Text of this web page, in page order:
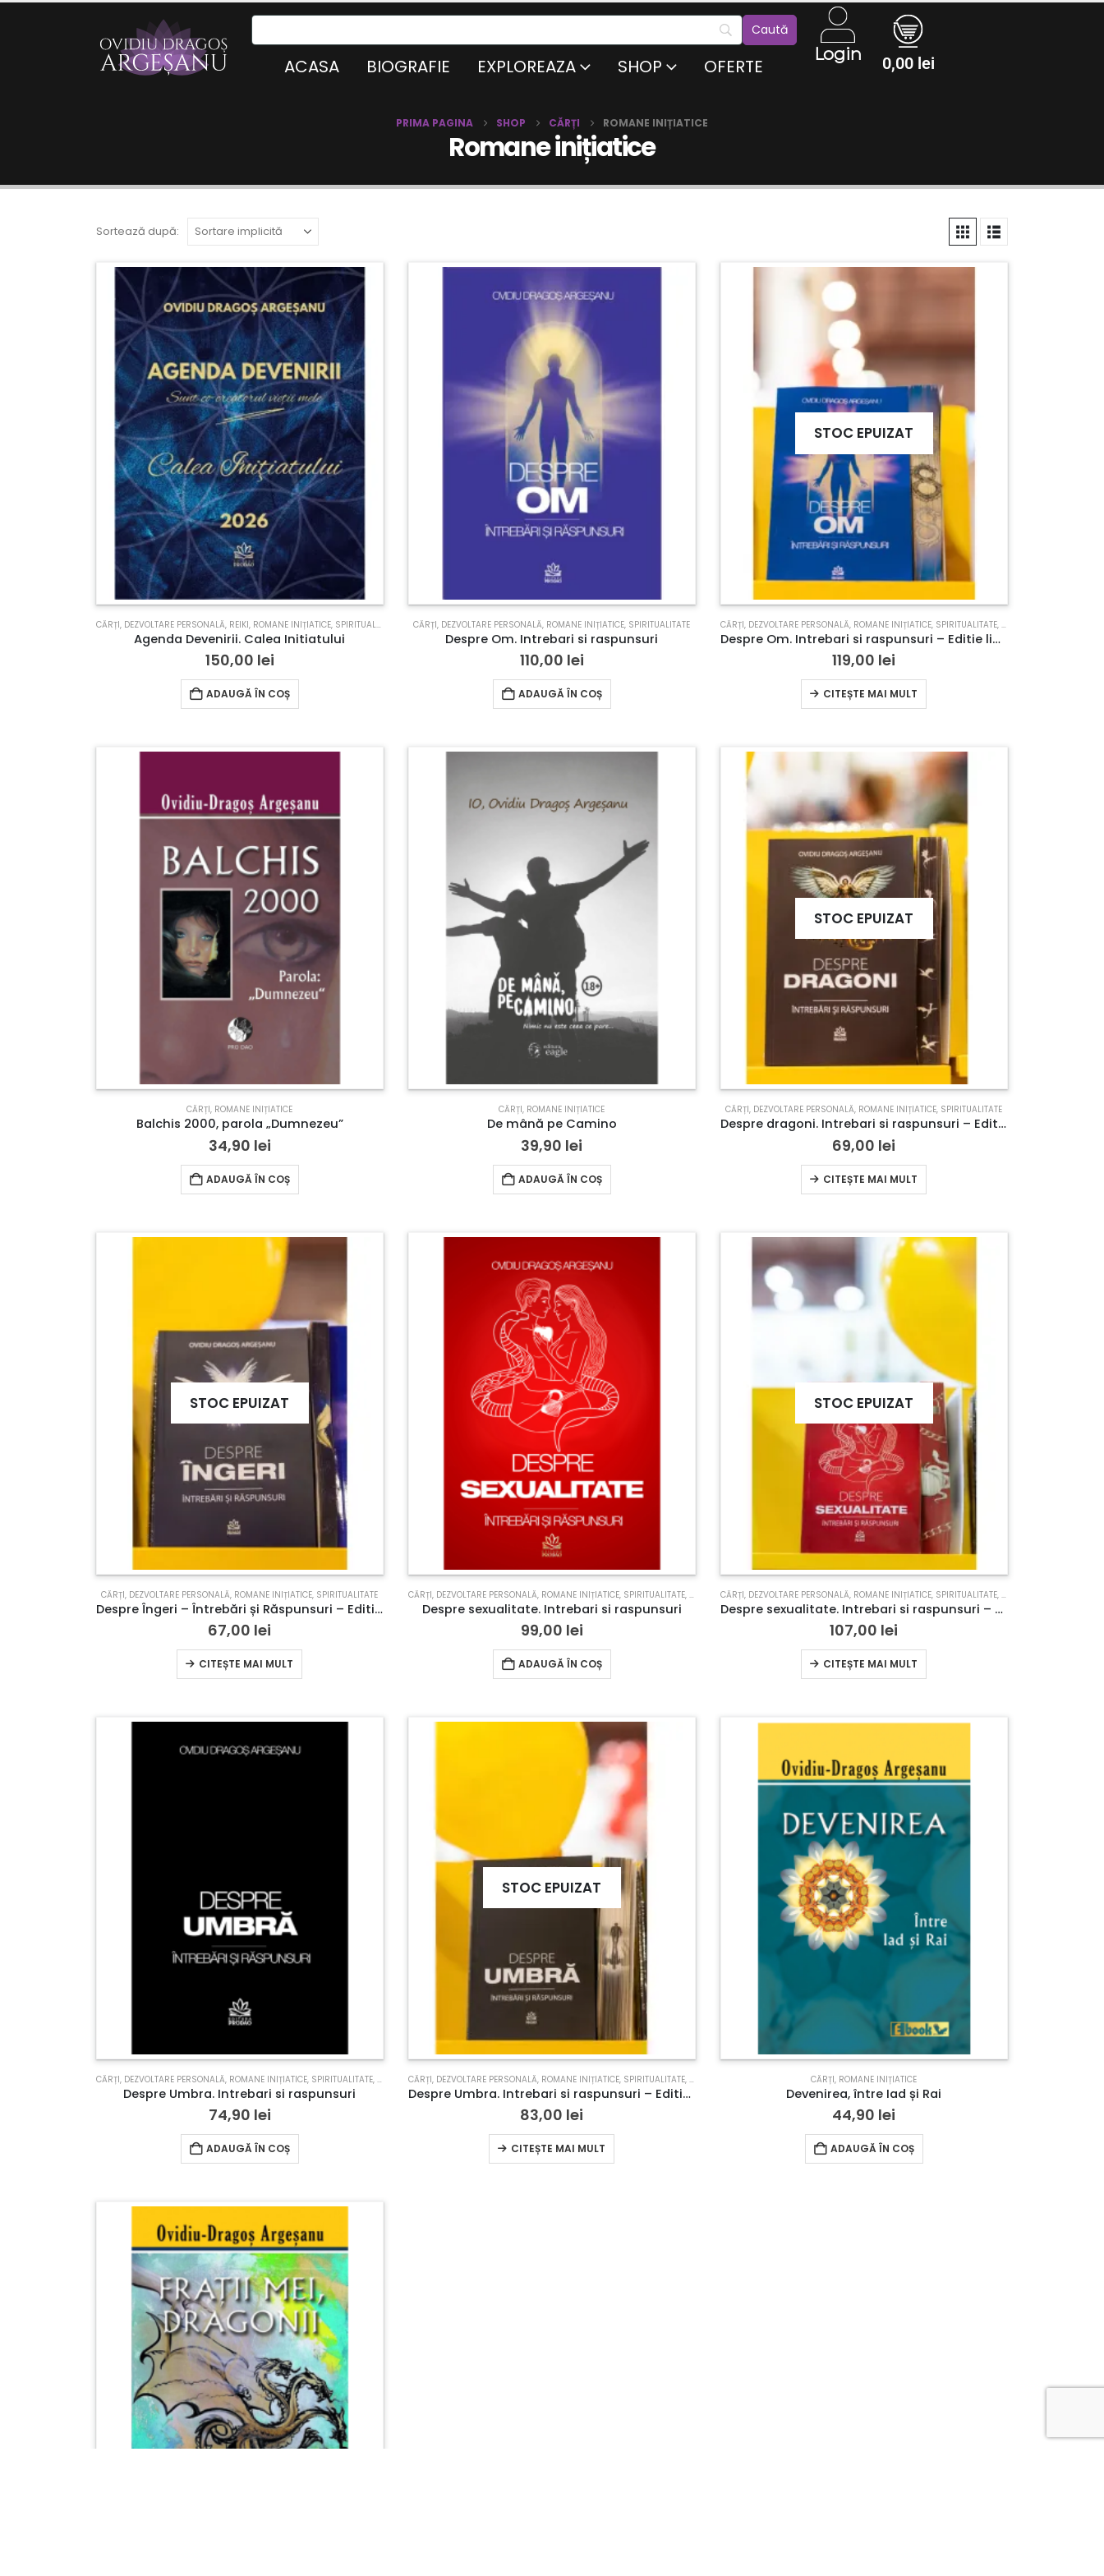
ACASA BIOGRAFIE EXPLOREAZA SHOP OFERTE
Login 0,00 lei
PRIMA PAGINA SHOP CĂRȚI ROMANE INIȚIATICE
Romane inițiatice
Sortează după:
CĂRȚI, DEZVOLTARE PERSONALĂ, REIKI, ROMANE INIȚIATICE, SPIRITUALITATE TERAPII COMPLEMENTARE
Agenda Devenirii. Calea Initiatului
150,00 lei
ADAUGĂ ÎN COȘ
CĂRȚI, DEZVOLTARE PERSONALĂ, ROMANE INIȚIATICE, SPIRITUALITATE
Despre Om. Intrebari si raspunsuri
110,00 lei
ADAUGĂ ÎN COȘ
STOC EPUIZAT
CĂRȚI, DEZVOLTARE PERSONALĂ, ROMANE INIȚIATICE, SPIRITUALITATE, TERAPII COMPLEMENTARE
Despre Om. Intrebari si raspunsuri – Editie limitata cu margini printate
119,00 lei
CITEȘTE MAI MULT
CĂRȚI, ROMANE INIȚIATICE
Balchis 2000, parola „Dumnezeu”
34,90 lei
ADAUGĂ ÎN COȘ
CĂRȚI, ROMANE INIȚIATICE
De mână pe Camino
39,90 lei
ADAUGĂ ÎN COȘ
STOC EPUIZAT
CĂRȚI, DEZVOLTARE PERSONALĂ, ROMANE INIȚIATICE, SPIRITUALITATE
Despre dragoni. Intrebari si raspunsuri – Editie limitata cu margini printate
69,00 lei
CITEȘTE MAI MULT
STOC EPUIZAT
CĂRȚI, DEZVOLTARE PERSONALĂ, ROMANE INIȚIATICE, SPIRITUALITATE
Despre Îngeri – Întrebări și Răspunsuri – Editie limitata cu margini printate
67,00 lei
CITEȘTE MAI MULT
CĂRȚI, DEZVOLTARE PERSONALĂ, ROMANE INIȚIATICE, SPIRITUALITATE, TERAPII COMPLEMENTARE
Despre sexualitate. Intrebari si raspunsuri
99,00 lei
ADAUGĂ ÎN COȘ
STOC EPUIZAT
CĂRȚI, DEZVOLTARE PERSONALĂ, ROMANE INIȚIATICE, SPIRITUALITATE, TERAPII COMPLEMENTARE
Despre sexualitate. Intrebari si raspunsuri – Editie limitata cu margini printate
107,00 lei
CITEȘTE MAI MULT
CĂRȚI, DEZVOLTARE PERSONALĂ, ROMANE INIȚIATICE, SPIRITUALITATE, TERAPII COMPLEMENTARE
Despre Umbra. Intrebari si raspunsuri
74,90 lei
ADAUGĂ ÎN COȘ
STOC EPUIZAT
CĂRȚI, DEZVOLTARE PERSONALĂ, ROMANE INIȚIATICE, SPIRITUALITATE, TERAPII COMPLEMENTARE
Despre Umbra. Intrebari si raspunsuri – Editie limitata cu margini printate
83,00 lei
CITEȘTE MAI MULT
CĂRȚI, ROMANE INIȚIATICE
Devenirea, între Iad și Rai
44,90 lei
ADAUGĂ ÎN COȘ